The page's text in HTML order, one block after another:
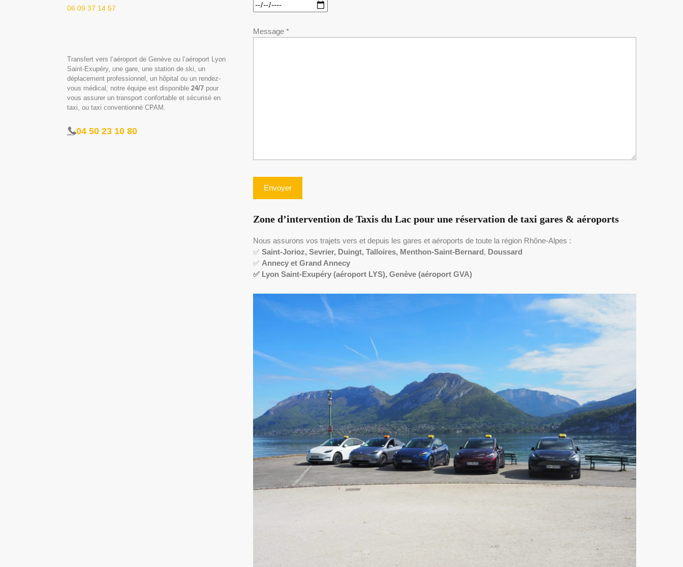
06 09 37 14 57
Transfert vers l’aéroport de Genève ou l’aéroport Lyon
Saint-Exupéry, une gare, une station de ski, un
déplacement professionnel, un hôpital ou un rendez-
vous médical, notre équipe est disponible 24/7 pour
vous assurer un transport confortable et sécurisé en
taxi, ou taxi conventionné CPAM.
04 50 23 10 80
Message *
Zone d’intervention de Taxis du Lac pour une réservation de taxi gares & aéroports
Nous assurons vos trajets vers et depuis les gares et aéroports de toute la région Rhône-Alpes :
✅ Saint-Jorioz, Sevrier, Duingt, Talloires, Menthon-Saint-Bernard, Doussard
✅ Annecy et Grand Annecy
✅ Lyon Saint-Exupéry (aéroport LYS), Genève (aéroport GVA)